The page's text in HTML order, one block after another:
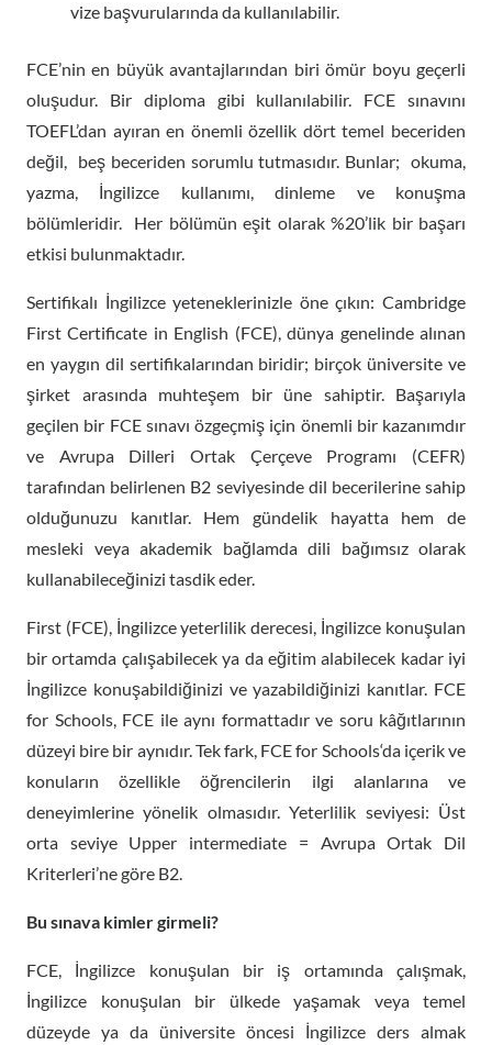
vize başvurularında da kullanılabilir.
FCE’nin en büyük avantajlarından biri ömür boyu geçerli
oluşudur. Bir diploma gibi kullanılabilir. FCE sınavını
TOEFL’dan ayıran en önemli özellik dört temel beceriden
değil, beş beceriden sorumlu tutmasıdır. Bunlar; okuma,
yazma, İngilizce kullanımı, dinleme ve konuşma
bölümleridir. Her bölümün eşit olarak %20’lik bir başarı
etkisi bulunmaktadır.
Sertifikalı İngilizce yeteneklerinizle öne çıkın: Cambridge
First Certificate in English (FCE), dünya genelinde alınan
en yaygın dil sertifikalarından biridir; birçok üniversite ve
şirket arasında muhteşem bir üne sahiptir. Başarıyla
geçilen bir FCE sınavı özgeçmiş için önemli bir kazanımdır
ve Avrupa Dilleri Ortak Çerçeve Programı (CEFR)
tarafından belirlenen B2 seviyesinde dil becerilerine sahip
olduğunuzu kanıtlar. Hem gündelik hayatta hem de
mesleki veya akademik bağlamda dili bağımsız olarak
kullanabileceğinizi tasdik eder.
First (FCE), İngilizce yeterlilik derecesi, İngilizce konuşulan
bir ortamda çalışabilecek ya da eğitim alabilecek kadar iyi
İngilizce konuşabildiğinizi ve yazabildiğinizi kanıtlar. FCE
for Schools, FCE ile aynı formattadır ve soru kâğıtlarının
düzeyi bire bir aynıdır. Tek fark, FCE for Schools‘da içerik ve
konuların özellikle öğrencilerin ilgi alanlarına ve
deneyimlerine yönelik olmasıdır. Yeterlilik seviyesi: Üst
orta seviye Upper intermediate = Avrupa Ortak Dil
Kriterleri’ne göre B2.
Bu sınava kimler girmeli?
FCE, İngilizce konuşulan bir iş ortamında çalışmak,
İngilizce konuşulan bir ülkede yaşamak veya temel
düzeyde ya da üniversite öncesi İngilizce ders almak